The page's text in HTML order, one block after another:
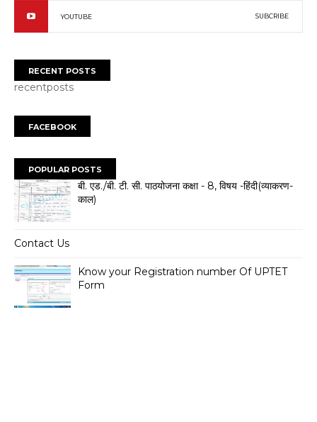
YOUTUBE SUBCRIBE
RECENT POSTS
recentposts
FACEBOOK
POPULAR POSTS
बी. एड./बी. टी. सी. पाठयोजना कक्षा - 8, विषय -हिंदी(व्याकरण-
काल)
Contact Us
Know your Registration number Of UPTET
Form